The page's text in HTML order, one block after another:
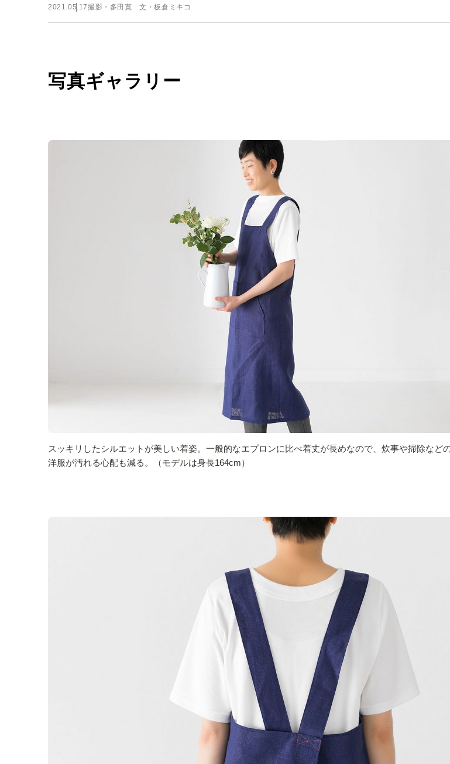
2021.05.17撮影・多田寛 文・板倉ミキコ
写真ギャラリー
スッキリしたシルエットが美しい着姿。一般的なエプロンに比べ着丈が長めなので、炊事や掃除など
洋服が汚れる心配も減る。（モデルは身長164cm）